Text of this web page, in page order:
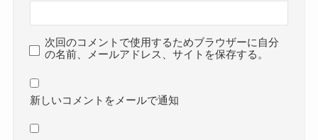
次回のコメントで使用するためブラウザーに自分
の名前、メールアドレス、サイトを保存する。
新しいコメントをメールで通知